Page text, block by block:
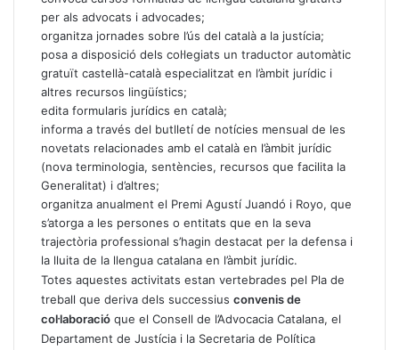
per als advocats i advocades;
organitza jornades sobre l’ús del català a la justícia;
posa a disposició dels col·legiats un traductor automàtic
gratuït castellà-català especialitzat en l’àmbit jurídic i
altres recursos lingüístics;
edita formularis jurídics en català;
informa a través del butlletí de notícies mensual de les
novetats relacionades amb el català en l’àmbit jurídic
(nova terminologia, sentències, recursos que facilita la
Generalitat) i d’altres;
organitza anualment el Premi Agustí Juandó i Royo, que
s’atorga a les persones o entitats que en la seva
trajectòria professional s’hagin destacat per la defensa i
la lluita de la llengua catalana en l’àmbit jurídic.
Totes aquestes activitats estan vertebrades pel Pla de
treball que deriva dels successius convenis de
col·laboració que el Consell de l’Advocacia Catalana, el
Departament de Justícia i la Secretaria de Política